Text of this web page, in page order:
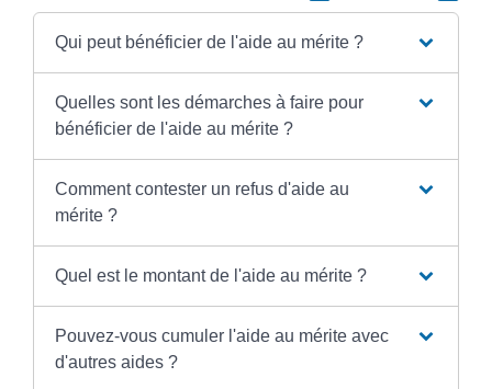
Qui peut bénéficier de l'aide au mérite ?
Quelles sont les démarches à faire pour
bénéficier de l'aide au mérite ?
Comment contester un refus d'aide au
mérite ?
Quel est le montant de l'aide au mérite ?
Pouvez-vous cumuler l'aide au mérite avec
d'autres aides ?